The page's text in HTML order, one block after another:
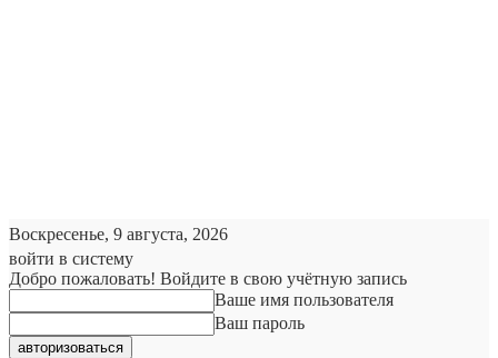
Воскресенье, 9 августа, 2026
войти в систему
Добро пожаловать! Войдите в свою учётную запись
Ваше имя пользователя
Ваш пароль